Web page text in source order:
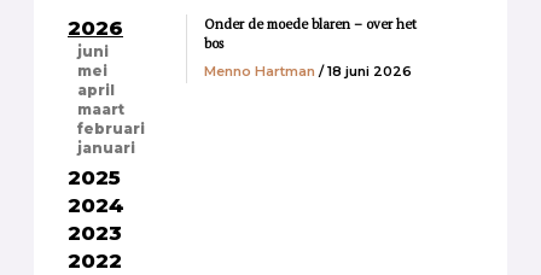
2026
juni
mei
april
maart
februari
januari
2025
2024
2023
2022
Onder de moede blaren – over het
bos
Menno Hartman / 18 juni 2026